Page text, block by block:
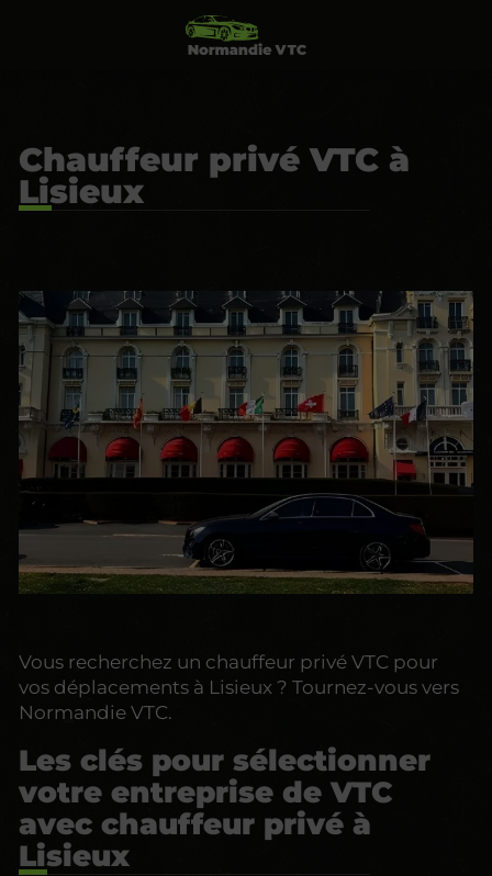
Chauffeur privé VTC à
Lisieux
Vous recherchez un chauffeur privé VTC pour
vos déplacements à Lisieux ? Tournez-vous vers
Normandie VTC.
Les clés pour sélectionner
votre entreprise de VTC
avec chauffeur privé à
Lisieux